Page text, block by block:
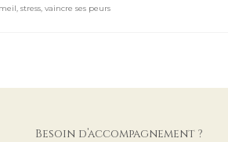
, stress, vaincre ses peurs
Besoin d’accompagnement ?